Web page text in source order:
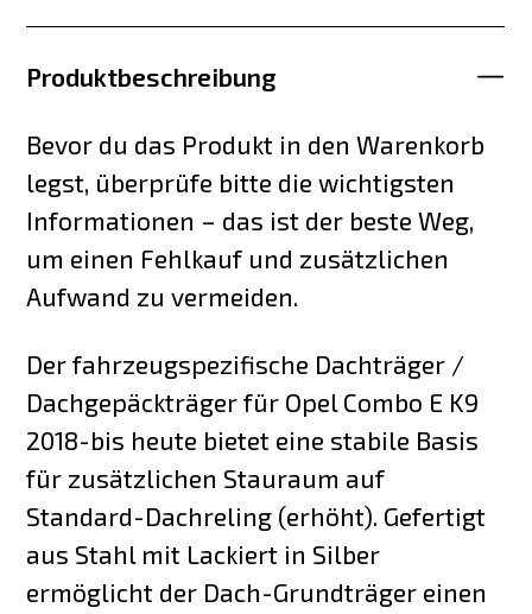
Produktbeschreibung
Bevor du das Produkt in den Warenkorb
legst, überprüfe bitte die wichtigsten
Informationen – das ist der beste Weg,
um einen Fehlkauf und zusätzlichen
Aufwand zu vermeiden.
Der fahrzeugspezifische Dachträger /
Dachgepäckträger für Opel Combo E K9
2018-bis heute bietet eine stabile Basis
für zusätzlichen Stauraum auf
Standard-Dachreling (erhöht). Gefertigt
aus Stahl mit Lackiert in Silber
ermöglicht der Dach-Grundträger einen